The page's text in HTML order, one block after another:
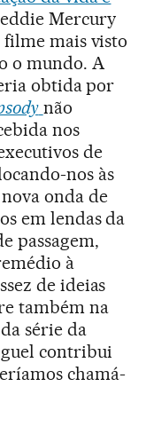
Mercury
filme mais visto
o mundo. A
obtida por
não
nos
de
nos às
onda de
em lendas da
passagem,
à
de ideias
também na
série da
contribui
chamá-